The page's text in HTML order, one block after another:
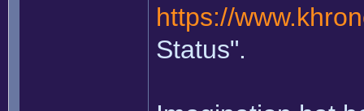
https://
Status".